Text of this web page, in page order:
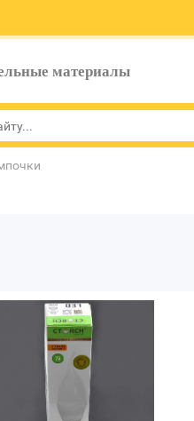
материалы